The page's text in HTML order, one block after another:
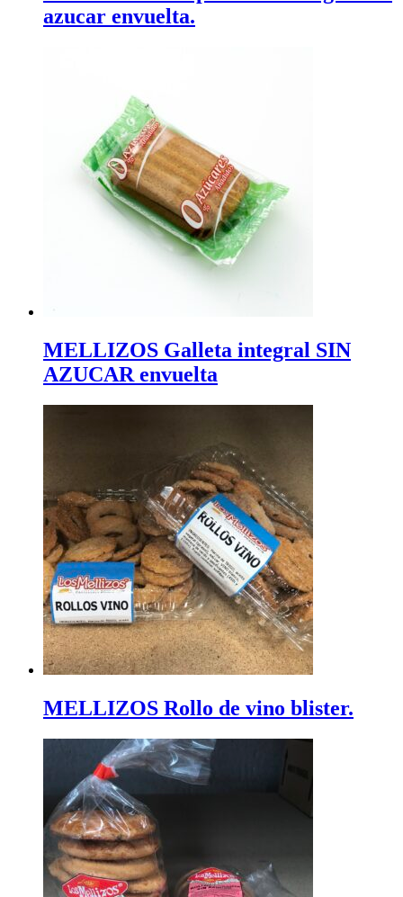
azucar envuelta.
MELLIZOS Galleta integral SIN
AZUCAR envuelta
MELLIZOS Rollo de vino blister.